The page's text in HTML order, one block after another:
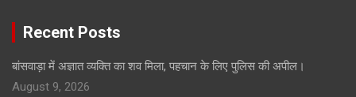
Recent Posts
बांसवाड़ा में अज्ञात व्यक्ति का शव मिला, पहचान के लिए पुलिस की अपील।
August 9, 2026